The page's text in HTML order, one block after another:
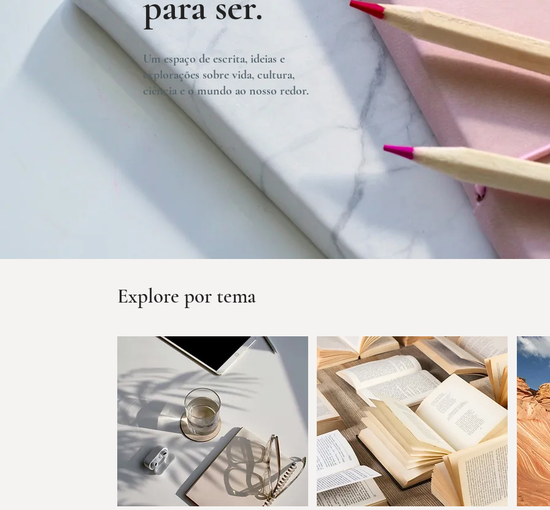
Um espaço de escrita, ideias e
explorações sobre vida, cultura,
ciência e o mundo ao nosso redor.
Explore por tema